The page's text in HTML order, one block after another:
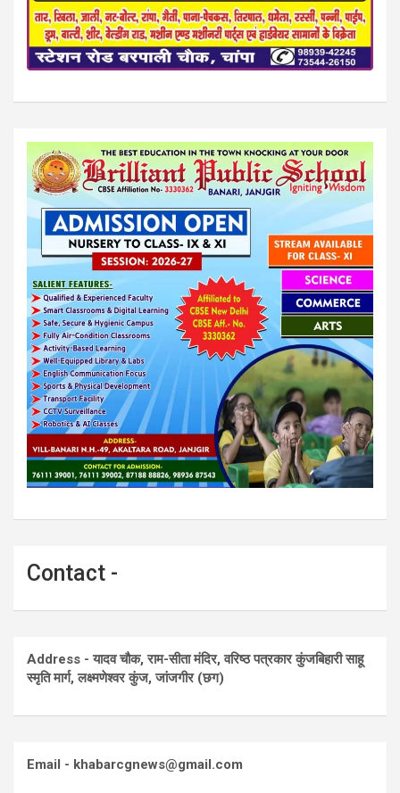
Contact -
Address - यादव चौक, राम-सीता मंदिर, वरिष्ठ पत्रकार कुंजबिहारी साहू
स्मृति मार्ग, लक्ष्मणेश्वर कुंज, जांजगीर (छग)
Email - khabarcgnews@gmail.com